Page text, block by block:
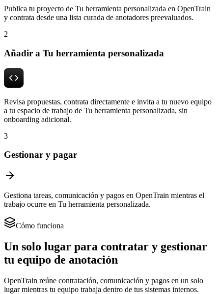
Publica tu proyecto de Tu herramienta personalizada en OpenTrain
y contrata desde una lista curada de anotadores preevaluados.
2
Añadir a Tu herramienta personalizada
Revisa propuestas, contrata directamente e invita a tu nuevo equipo
a tu espacio de trabajo de Tu herramienta personalizada, sin
onboarding adicional.
3
Gestionar y pagar
Gestiona tareas, comunicación y pagos en OpenTrain mientras el
trabajo ocurre en Tu herramienta personalizada.
Cómo funciona
Un solo lugar para contratar y gestionar
tu equipo de anotación
OpenTrain reúne contratación, comunicación y pagos en un solo
lugar mientras tu equipo trabaja dentro de tus sistemas internos.